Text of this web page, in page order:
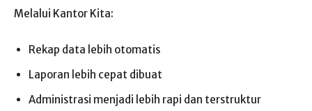
Melalui Kantor Kita:
Rekap data lebih otomatis
Laporan lebih cepat dibuat
Administrasi menjadi lebih rapi dan terstruktur